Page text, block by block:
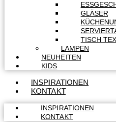
GLÄSER
TISCH
LAMPEN
NEUHEITEN
KIDS
INSPIRATIONEN
KONTAKT
INSPIRATIONEN
KONTAKT